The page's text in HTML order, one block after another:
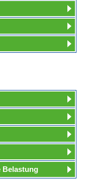
Belastung